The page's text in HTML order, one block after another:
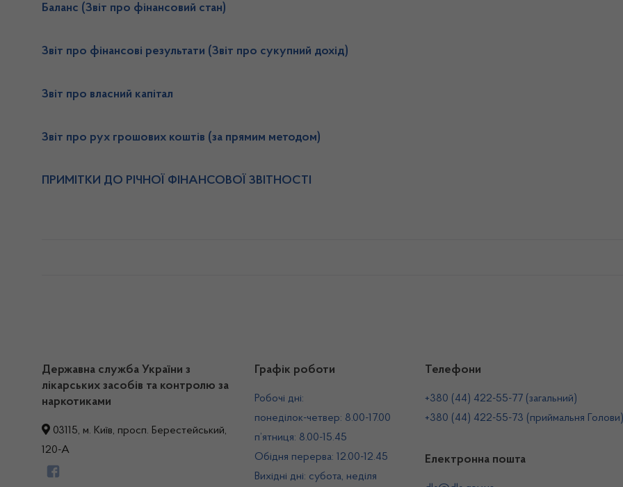
Баланс (Звіт про фінансовий стан)
Звіт про фінансові результати (Звіт про сукупний дохід)
Звіт про власний капітал
Звіт про рух грошових коштів (за прямим методом)
ПРИМІТКИ ДО РІЧНОЇ ФІНАНСОВОЇ ЗВІТНОСТІ
Державна служба України з
лікарських засобів та контролю за
наркотиками
03115, м. Київ, просп. Берестейський,
120-А
Графік роботи
Робочі дні:
понеділок-четвер: 8.00-17.00
п’ятниця: 8.00-15.45
Обідня перерва: 12.00-12.45
Вихідні дні: субота, неділя
Телефони
+380 (44) 422-55-77 (загальний)
+380 (44) 422-55-73 (приймальня Голови)
Електронна пошта